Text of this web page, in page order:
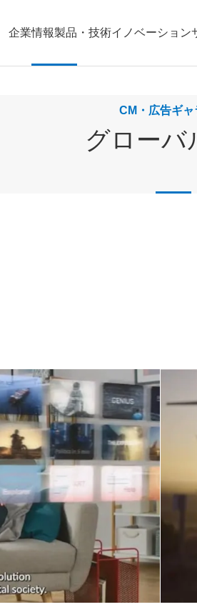
企業情報製品・技術イノベーション
CM・広告ギャ
グローバ